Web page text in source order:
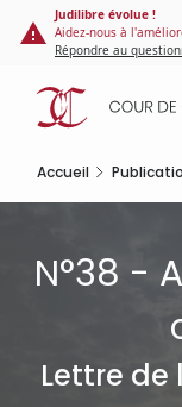
Panneau de gestion
contenu
principal
Judilibre évolue !
Aidez-nous à
Répondre au
Accueil
N°38 -
Lettre